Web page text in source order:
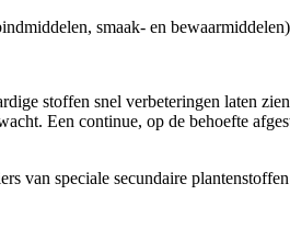
smaak- en
stoffen snel verbeteringen laten
Een continue, op de behoefte
van speciale secundaire